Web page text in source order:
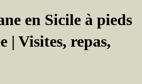
en Sicile à pieds
| Visites, repas,